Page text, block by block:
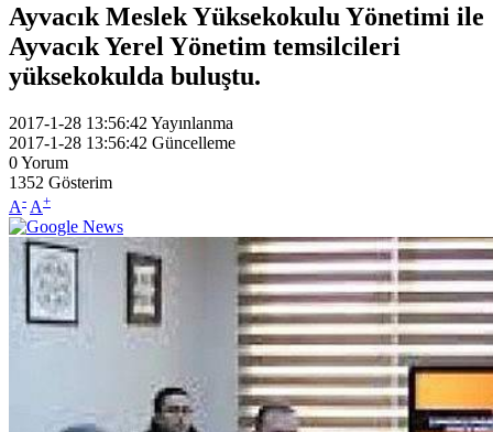
Ayvacık Meslek Yüksekokulu Yönetimi ile
Ayvacık Yerel Yönetim temsilcileri
yüksekokulda buluştu.
2017-1-28 13:56:42 Yayınlanma
2017-1-28 13:56:42 Güncelleme
0Yorum
1352 Gösterim
A- A+